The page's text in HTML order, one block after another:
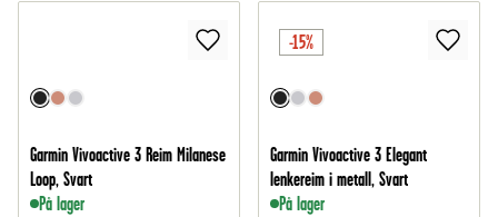
Garmin Vivoactive 3 Reim Milanese
Loop, Svart
På lager
-15%
Garmin Vivoactive 3 Elegant
lenkereim i metall, Svart
På lager